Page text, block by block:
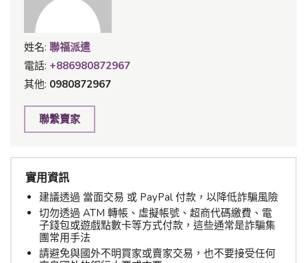
姓名: 聯福派遣
電話: +886980872967
其他: 0980872967
聯繫賣家
實用資訊
建議透過 當面交易 或 PayPal 付款，以降低詐騙風險
切勿透過 ATM 轉帳、虛擬帳號、超商代碼繳費、電
子錢包或遊戲點數卡等方式付款，這些通常是詐騙集
團常用手法
請避免與國外不明買家或賣家交易，也不要接受任何